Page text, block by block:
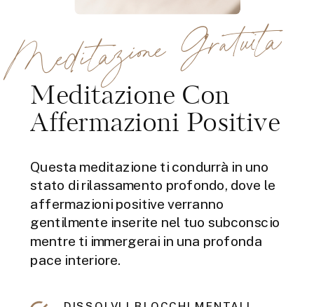
Meditazione Gratuita
Questa meditazione ti condurrà in uno
stato di rilassamento profondo, dove le
affermazioni positive verranno
gentilmente inserite nel tuo subconscio
mentre ti immergerai in una profonda
pace interiore.
Meditazione Con
Affermazioni Positive